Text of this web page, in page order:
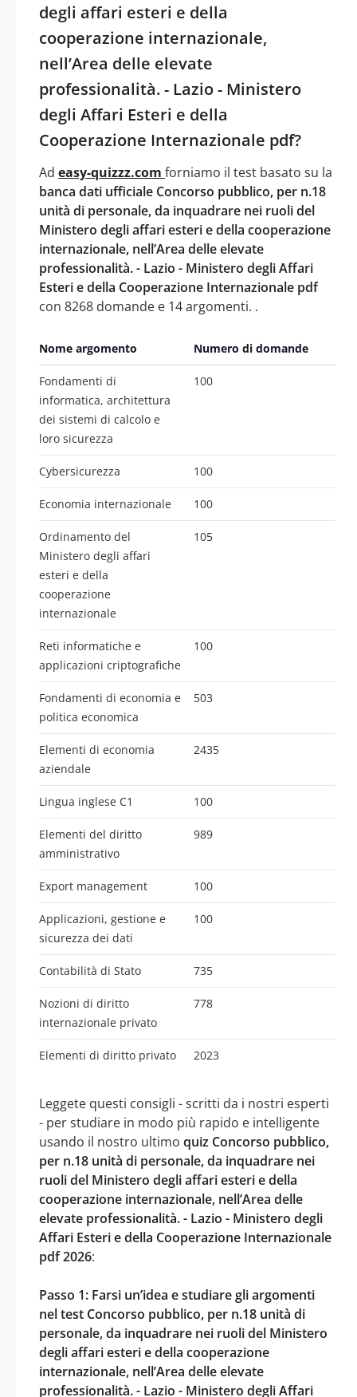
degli affari esteri e della
cooperazione internazionale,
nell’Area delle elevate
professionalità. - Lazio - Ministero
degli Affari Esteri e della
Cooperazione Internazionale pdf?
Ad easy-quizzz.com forniamo il test basato su la
banca dati ufficiale Concorso pubblico, per n.18
unità di personale, da inquadrare nei ruoli del
Ministero degli affari esteri e della cooperazione
internazionale, nell’Area delle elevate
professionalità. - Lazio - Ministero degli Affari
Esteri e della Cooperazione Internazionale pdf
con 8268 domande e 14 argomenti. .
Nome argomento Numero di domande
Fondamenti di
informatica, architettura
dei sistemi di calcolo e
loro sicurezza
100
Cybersicurezza 100
Economia internazionale 100
Ordinamento del
Ministero degli affari
esteri e della
cooperazione
internazionale
105
Reti informatiche e
applicazioni criptografiche
100
Fondamenti di economia e
politica economica
503
Elementi di economia
aziendale
2435
Lingua inglese C1 100
Elementi del diritto
amministrativo
989
Export management 100
Applicazioni, gestione e
sicurezza dei dati
100
Contabilità di Stato 735
Nozioni di diritto
internazionale privato
778
Elementi di diritto privato 2023
Leggete questi consigli - scritti da i nostri esperti
- per studiare in modo più rapido e intelligente
usando il nostro ultimo quiz Concorso pubblico,
per n.18 unità di personale, da inquadrare nei
ruoli del Ministero degli affari esteri e della
cooperazione internazionale, nell’Area delle
elevate professionalità. - Lazio - Ministero degli
Affari Esteri e della Cooperazione Internazionale
pdf 2026:
Passo 1: Farsi un’idea e studiare gli argomenti
nel test Concorso pubblico, per n.18 unità di
personale, da inquadrare nei ruoli del Ministero
degli affari esteri e della cooperazione
internazionale, nell’Area delle elevate
professionalità. - Lazio - Ministero degli Affari